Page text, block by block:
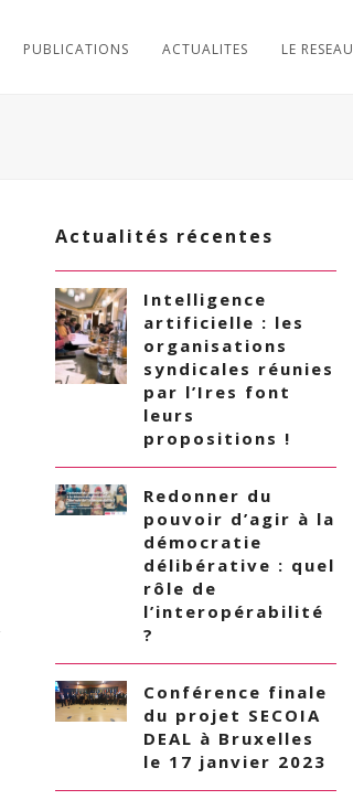
PUBLICATIONS ACTUALITES LE RESEAU
Actualités récentes
Intelligence
artificielle : les
organisations
syndicales réunies
par l’Ires font
leurs
propositions !
Redonner du
pouvoir d’agir à la
démocratie
délibérative : quel
rôle de
l’interopérabilité
?
Conférence finale
du projet SECOIA
DEAL à Bruxelles
le 17 janvier 2023